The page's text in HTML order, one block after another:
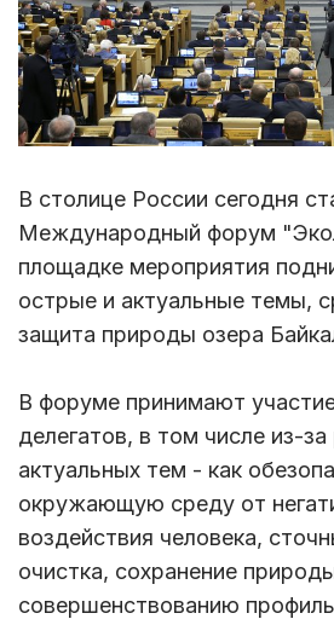
В столице России сегодня
Международный форум
площадке мероприятия
острые и актуальные темы,
защита природы озера
В форуме принимают
делегатов, в том числе из-
актуальных тем - как
окружающую среду от
воздействия человека,
очистка, сохранение
совершенствованию